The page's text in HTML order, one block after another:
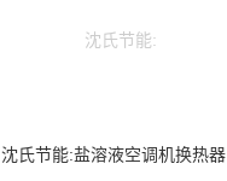
沈氏节能:
沈氏节能:盐溶液空调机换热器